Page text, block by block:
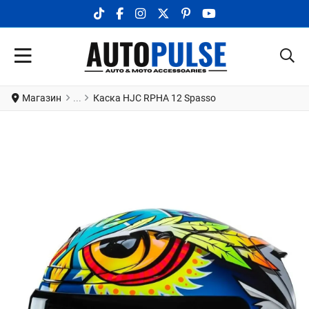
TIKTOK SOCIAL LINK
FACEBOOK SOCIAL LINK
INSTAGRAM SOCIAL LINK
X.COM SOCIAL LINK
PINTEREST SOCIAL LINK
YOUTUBE SOCIAL
Магазин Каска HJC RPHA 12 Spasso